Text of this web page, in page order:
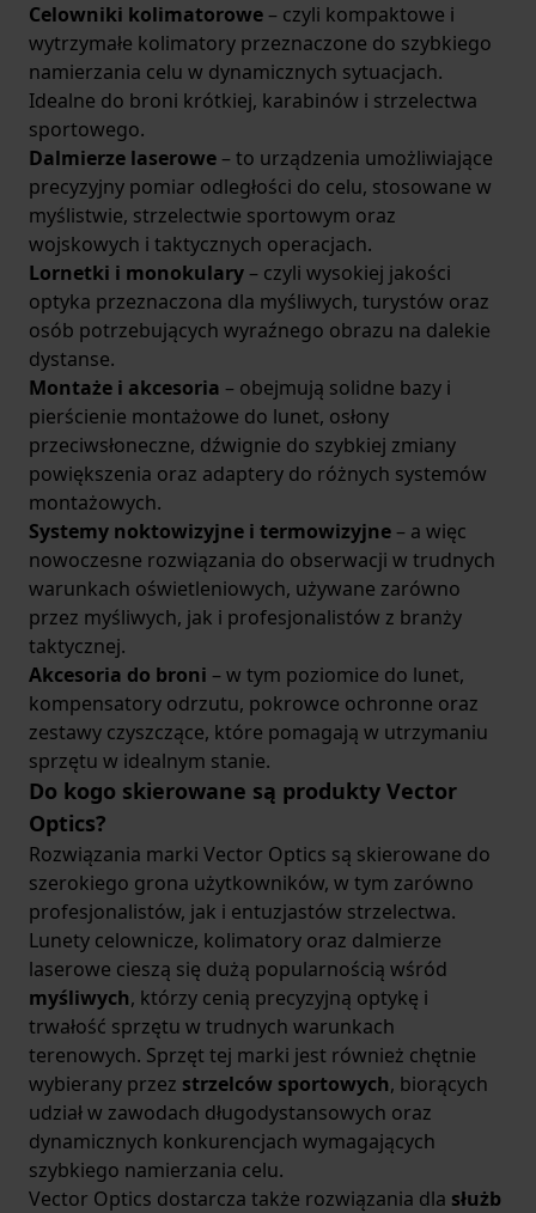
Celowniki kolimatorowe – czyli kompaktowe i
wytrzymałe kolimatory przeznaczone do szybkiego
namierzania celu w dynamicznych sytuacjach.
Idealne do broni krótkiej, karabinów i strzelectwa
sportowego.
Dalmierze laserowe – to urządzenia umożliwiające
precyzyjny pomiar odległości do celu, stosowane w
myślistwie, strzelectwie sportowym oraz
wojskowych i taktycznych operacjach.
Lornetki i monokulary – czyli wysokiej jakości
optyka przeznaczona dla myśliwych, turystów oraz
osób potrzebujących wyraźnego obrazu na dalekie
dystanse.
Montaże i akcesoria – obejmują solidne bazy i
pierścienie montażowe do lunet, osłony
przeciwsłoneczne, dźwignie do szybkiej zmiany
powiększenia oraz adaptery do różnych systemów
montażowych.
Systemy noktowizyjne i termowizyjne – a więc
nowoczesne rozwiązania do obserwacji w trudnych
warunkach oświetleniowych, używane zarówno
przez myśliwych, jak i profesjonalistów z branży
taktycznej.
Akcesoria do broni – w tym poziomice do lunet,
kompensatory odrzutu, pokrowce ochronne oraz
zestawy czyszczące, które pomagają w utrzymaniu
sprzętu w idealnym stanie.
Do kogo skierowane są produkty Vector
Optics?
Rozwiązania marki Vector Optics są skierowane do
szerokiego grona użytkowników, w tym zarówno
profesjonalistów, jak i entuzjastów strzelectwa.
Lunety celownicze, kolimatory oraz dalmierze
laserowe cieszą się dużą popularnością wśród
myśliwych, którzy cenią precyzyjną optykę i
trwałość sprzętu w trudnych warunkach
terenowych. Sprzęt tej marki jest również chętnie
wybierany przez strzelców sportowych, biorących
udział w zawodach długodystansowych oraz
dynamicznych konkurencjach wymagających
szybkiego namierzania celu.
Vector Optics dostarcza także rozwiązania dla służb